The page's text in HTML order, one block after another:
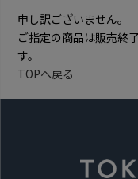
申し訳ございません。
ご指定の商品は販売終
す。
TOPへ戻る